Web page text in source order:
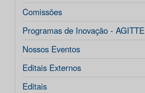
Comissões
Programas de Inovação - AGITTE
Nossos Eventos
Editais Externos
Editais